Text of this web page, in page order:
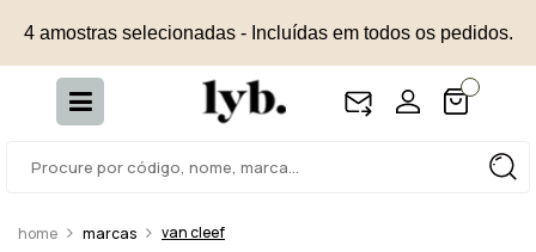
4 amostras selecionadas - Incluídas em todos os pedidos.
marcas van cleef